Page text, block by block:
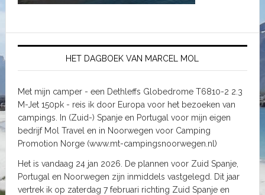
HET DAGBOEK VAN MARCEL MOL
Met mijn camper - een Dethleffs Globedrome T6810-2 2.3
M-Jet 150pk - reis ik door Europa voor het bezoeken van
campings. In (Zuid-) Spanje en Portugal voor mijn eigen
bedrijf Mol Travel en in Noorwegen voor Camping
Promotion Norge (www.mt-campingsnoorwegen.nl)
Het is vandaag 24 jan 2026. De plannen voor Zuid Spanje,
Portugal en Noorwegen zijn inmiddels vastgelegd. Dit jaar
vertrek ik op zaterdag 7 februari richting Zuid Spanje en